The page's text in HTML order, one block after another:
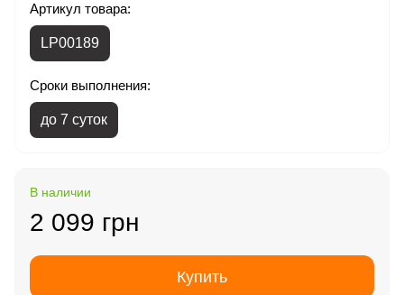
Артикул товара:
LP00189
Сроки выполнения:
до 7 суток
В наличии
2 099 грн
Купить